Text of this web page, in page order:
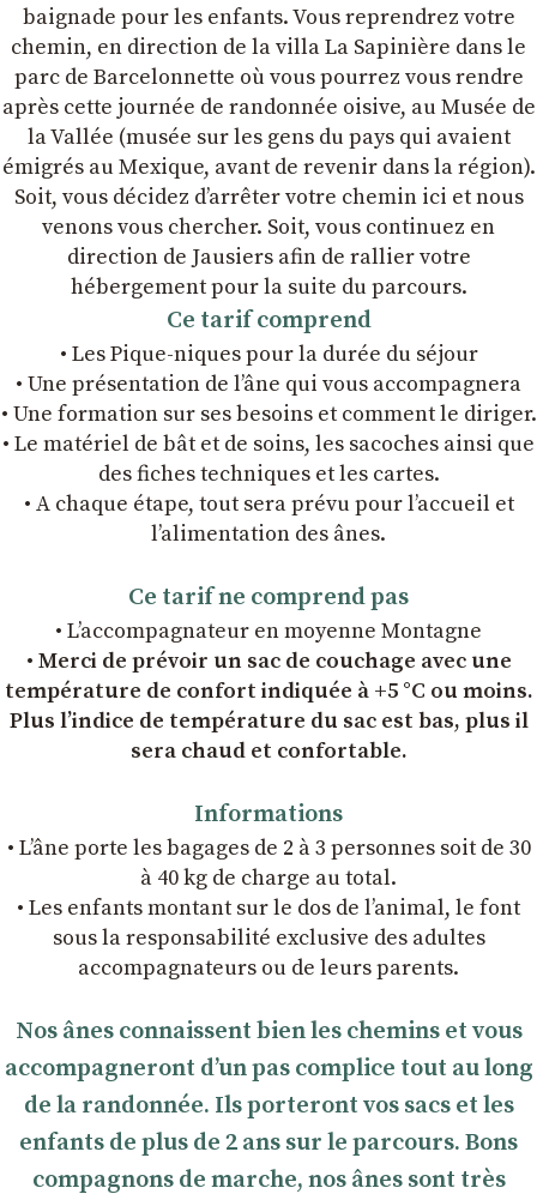
baignade pour les enfants. Vous reprendrez votre
chemin, en direction de la villa La Sapinière dans le
parc de Barcelonnette où vous pourrez vous rendre
après cette journée de randonnée oisive, au Musée de
la Vallée (musée sur les gens du pays qui avaient
émigrés au Mexique, avant de revenir dans la région).
Soit, vous décidez d’arrêter votre chemin ici et nous
venons vous chercher. Soit, vous continuez en
direction de Jausiers afin de rallier votre
hébergement pour la suite du parcours.
Ce tarif comprend
• Les Pique-niques pour la durée du séjour
• Une présentation de l’âne qui vous accompagnera
• Une formation sur ses besoins et comment le diriger.
• Le matériel de bât et de soins, les sacoches ainsi que
des fiches techniques et les cartes.
• A chaque étape, tout sera prévu pour l’accueil et
l’alimentation des ânes.
Ce tarif ne comprend pas
• L’accompagnateur en moyenne Montagne
• Merci de prévoir un sac de couchage avec une
température de confort indiquée à +5 °C ou moins.
Plus l’indice de température du sac est bas, plus il
sera chaud et confortable.
Informations
• L’âne porte les bagages de 2 à 3 personnes soit de 30
à 40 kg de charge au total.
• Les enfants montant sur le dos de l’animal, le font
sous la responsabilité exclusive des adultes
accompagnateurs ou de leurs parents.
Nos ânes connaissent bien les chemins et vous
accompagneront dʼun pas complice tout au long
de la randonnée. Ils porteront vos sacs et les
enfants de plus de 2 ans sur le parcours. Bons
compagnons de marche, nos ânes sont très